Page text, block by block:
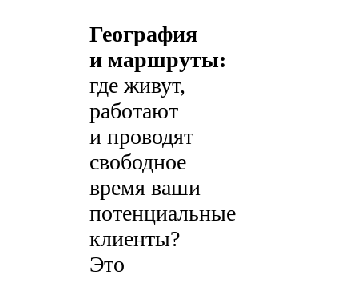
География
и маршруты:
где живут,
работают
и проводят
свободное
время ваши
потенциальные
клиенты?
Это